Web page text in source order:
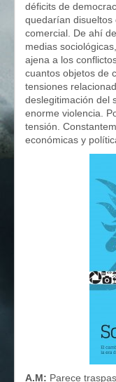
déficits de
quedarían disueltos
comercial. De ahí
medias
ajena a los
cuantos objetos de
tensiones
deslegitimación del
enorme violencia.
tensión.
económicas y
A.M: Parece